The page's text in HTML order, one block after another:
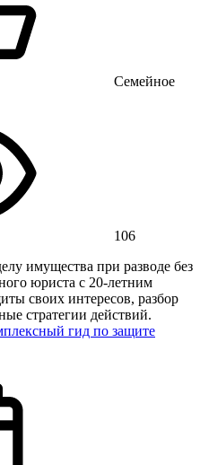
Семейное
106
имущества при разводе без
юриста с 20-летним
своих интересов, разбор
стратегии действий.
гид по защите